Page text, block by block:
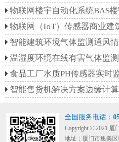
物联网楼宇自动化系统BAS
物联网（IoT）传感器商业建
智能建筑环境气体监测通风
温湿度环境在线有害气体监
食品工厂水质PH传感器实时
智能售货机解决方案边缘计
全国服务电话：
Copyright © 2021 厦
地址：厦门市集美